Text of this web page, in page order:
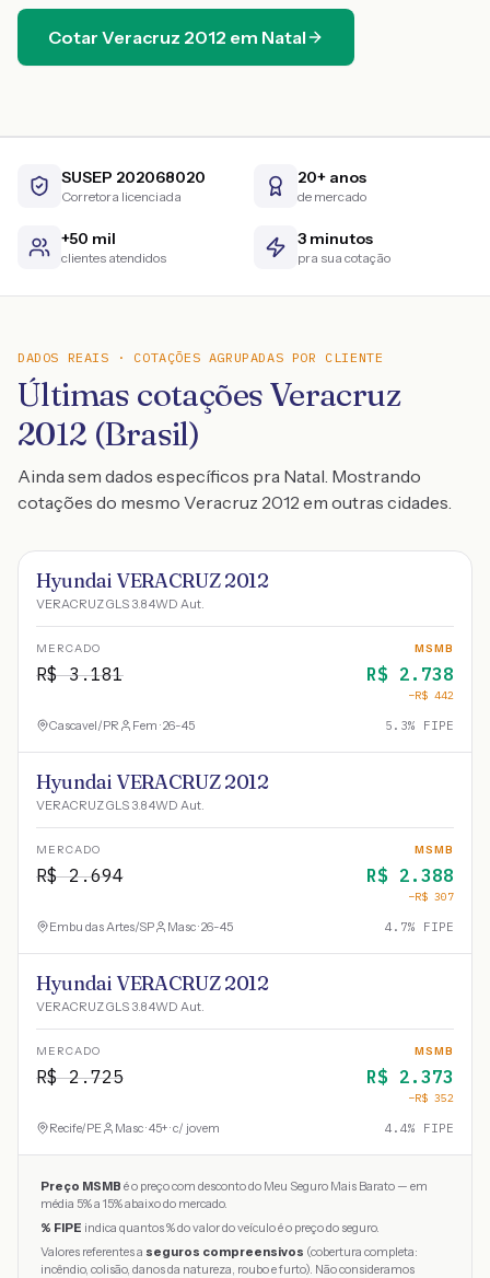
Cotar Veracruz 2012 em Natal
SUSEP 202068020
Corretora licenciada
20+ anos
de mercado
+50 mil
clientes atendidos
3 minutos
pra sua cotação
DADOS REAIS · COTAÇÕES AGRUPADAS POR CLIENTE
Últimas cotações Veracruz
2012 (Brasil)
Ainda sem dados específicos pra Natal. Mostrando
cotações do mesmo Veracruz 2012 em outras cidades.
Hyundai VERACRUZ 2012
VERACRUZ GLS 3.8 4WD Aut.
MERCADO
R$3.181
MSMB
R$ 2.738
−R$ 442
Cascavel/PR Fem · 26-45 5.3% FIPE
Hyundai VERACRUZ 2012
VERACRUZ GLS 3.8 4WD Aut.
MERCADO
R$2.694
MSMB
R$ 2.388
−R$ 307
Embu das Artes/SP Masc · 26-45 4.7% FIPE
Hyundai VERACRUZ 2012
VERACRUZ GLS 3.8 4WD Aut.
MERCADO
R$2.725
MSMB
R$ 2.373
−R$ 352
Recife/PE Masc · 45+ · c/ jovem 4.4% FIPE
Preço MSMB é o preço com desconto do Meu Seguro Mais Barato — em
média 5% a 15% abaixo do mercado.
% FIPE indica quantos % do valor do veículo é o preço do seguro.
Valores referentes a seguros compreensivos (cobertura completa:
incêndio, colisão, danos da natureza, roubo e furto). Não consideramos